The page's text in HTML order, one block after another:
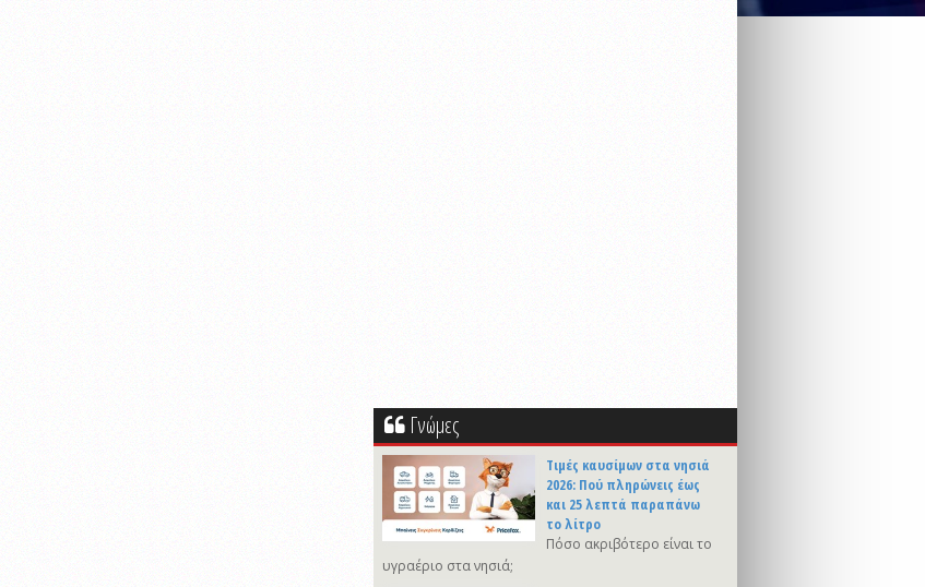
Γνώμες
Τιμές καυσίμων στα νησιά
2026: Πού πληρώνεις έως
και 25 λεπτά παραπάνω
το λίτρο
Πόσο ακριβότερο είναι το
υγραέριο στα νησιά;